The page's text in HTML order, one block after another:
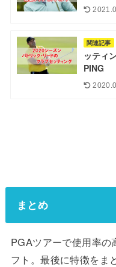
関連記事
ッティ
PING
まとめ
PGAツアーで使用率
フト。最後に特徴をま